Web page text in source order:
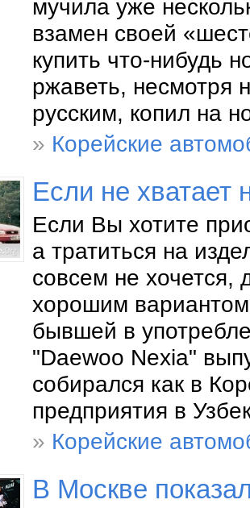
мучила уже
взамен своей
купить что-нибудь
ржаветь, несмотря
русским, копил на
» Корейские
Если не хватает
Если Вы хотите
а тратиться на
совсем не хочется,
хорошим
бывшей в
"Daewoo Nexia"
собирался как в
предприятия в
» Корейские
В Москве